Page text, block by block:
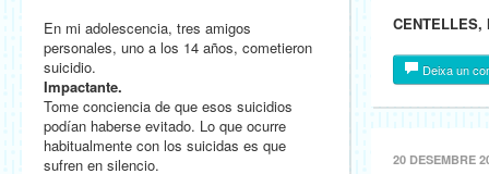
En mi adolescencia, tres amigos
personales, uno a los 14 años, cometieron
suicidio.
Impactante.
Tome conciencia de que esos suicidios
podían haberse evitado. Lo que ocurre
habitualmente con los suicidas es que
sufren en silencio.
CENTELLES,
Deixa un
20 DESEMBRE